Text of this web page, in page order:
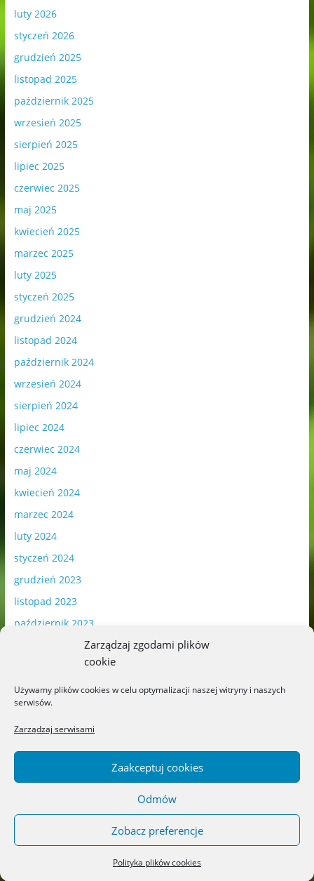
Zarządzaj zgodami plików
cookie
Używamy plików cookies w celu optymalizacji naszej witryny i naszych
serwisów.
Zarządzaj serwisami
Zaakceptuj cookies
Odmów
Zobacz preferencje
Polityka plików cookies
luty 2026
styczeń 2026
grudzień 2025
listopad 2025
październik 2025
wrzesień 2025
sierpień 2025
lipiec 2025
czerwiec 2025
maj 2025
kwiecień 2025
marzec 2025
luty 2025
styczeń 2025
grudzień 2024
listopad 2024
październik 2024
wrzesień 2024
sierpień 2024
lipiec 2024
czerwiec 2024
maj 2024
kwiecień 2024
marzec 2024
luty 2024
styczeń 2024
grudzień 2023
listopad 2023
październik 2023
lipiec 2023
czerwiec 2023
maj 2023
kwiecień 2023
styczeń 2023
grudzień 2022